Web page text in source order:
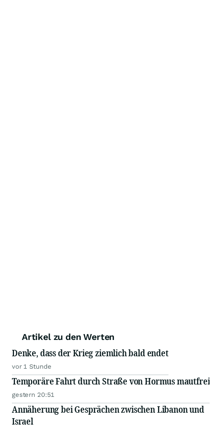
Artikel zu den Werten
Denke, dass der Krieg ziemlich bald endet
vor 1 Stunde
Temporäre Fahrt durch Straße von Hormus mautfrei
gestern 20:51
Annäherung bei Gesprächen zwischen Libanon und
Israel